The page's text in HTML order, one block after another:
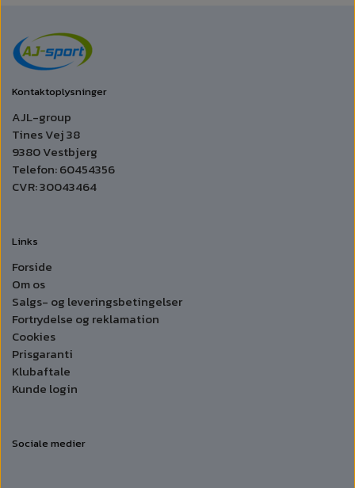
Kontaktoplysninger
AJL-group
Tines Vej 38
9380 Vestbjerg
Telefon: 60454356
CVR: 30043464
Links
Forside
Om os
Salgs- og leveringsbetingelser
Fortrydelse og reklamation
Cookies
Prisgaranti
Klubaftale
Kunde login
Sociale medier